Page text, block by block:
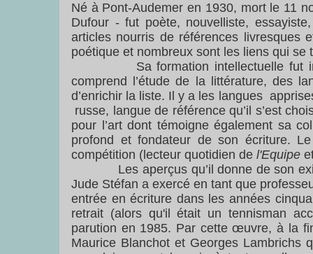
Né à Pont-Audemer en 1930, mort le 11
Dufour - fut poète, nouvelliste,
articles nourris de références
poétique et nombreux sont les liens qui
Sa formation intellectuelle fut
comprend l’étude de la littérature, des
d’enrichir la liste. Il y a les langues
russe, langue de référence qu’il s’est
pour l’art dont témoigne également sa
profond et fondateur de son écriture.
compétition (lecteur quotidien de l'Equipe
Les aperçus qu’il donne de son
Jude Stéfan a exercé en tant que
entrée en écriture dans les années
retrait (alors qu'il était un tennisman
parution en 1985. Par cette œuvre, à la
Maurice Blanchot et Georges Lambrichs